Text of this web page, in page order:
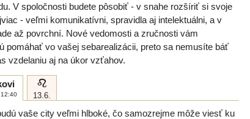
V spoločnosti budete pôsobiť - v snahe rozšíriť si svoje
- veľmi komunikatívni, spravidla aj intelektuálni, a v
až povrchní. Nové vedomosti a zručnosti vám
pomáhať vo vašej sebarealizácii, preto sa nemusíte báť
vzdelaniu aj na úkor vzťahov.
12:40
e
13.6.
vaše city veľmi hlboké, čo samozrejme môže viesť ku